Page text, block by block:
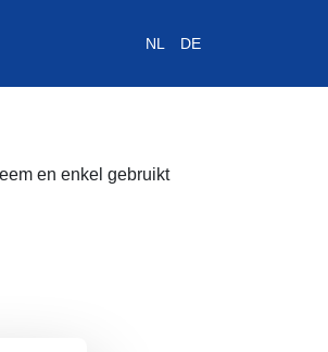
NL DE
en enkel gebruikt